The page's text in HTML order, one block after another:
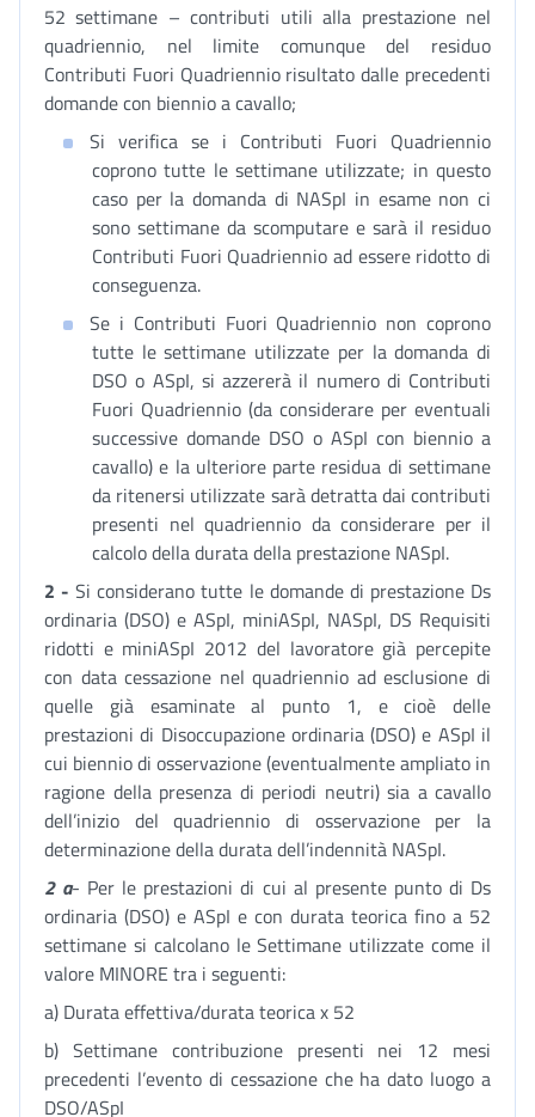
52 settimane – contributi utili alla prestazione nel
quadriennio, nel limite comunque del residuo
Contributi Fuori Quadriennio risultato dalle precedenti
domande con biennio a cavallo;
Si verifica se i Contributi Fuori Quadriennio
coprono tutte le settimane utilizzate; in questo
caso per la domanda di NASpI in esame non ci
sono settimane da scomputare e sarà il residuo
Contributi Fuori Quadriennio ad essere ridotto di
conseguenza.
Se i Contributi Fuori Quadriennio non coprono
tutte le settimane utilizzate per la domanda di
DSO o ASpI, si azzererà il numero di Contributi
Fuori Quadriennio (da considerare per eventuali
successive domande DSO o ASpI con biennio a
cavallo) e la ulteriore parte residua di settimane
da ritenersi utilizzate sarà detratta dai contributi
presenti nel quadriennio da considerare per il
calcolo della durata della prestazione NASpI.
2 - Si considerano tutte le domande di prestazione Ds
ordinaria (DSO) e ASpI, miniASpI, NASpI, DS Requisiti
ridotti e miniASpI 2012 del lavoratore già percepite
con data cessazione nel quadriennio ad esclusione di
quelle già esaminate al punto 1, e cioè delle
prestazioni di Disoccupazione ordinaria (DSO) e ASpI il
cui biennio di osservazione (eventualmente ampliato in
ragione della presenza di periodi neutri) sia a cavallo
dell’inizio del quadriennio di osservazione per la
determinazione della durata dell’indennità NASpI.
2 a- Per le prestazioni di cui al presente punto di Ds
ordinaria (DSO) e ASpI e con durata teorica fino a 52
settimane si calcolano le Settimane utilizzate come il
valore MINORE tra i seguenti:
a) Durata effettiva/durata teorica x 52
b) Settimane contribuzione presenti nei 12 mesi
precedenti l’evento di cessazione che ha dato luogo a
DSO/ASpI